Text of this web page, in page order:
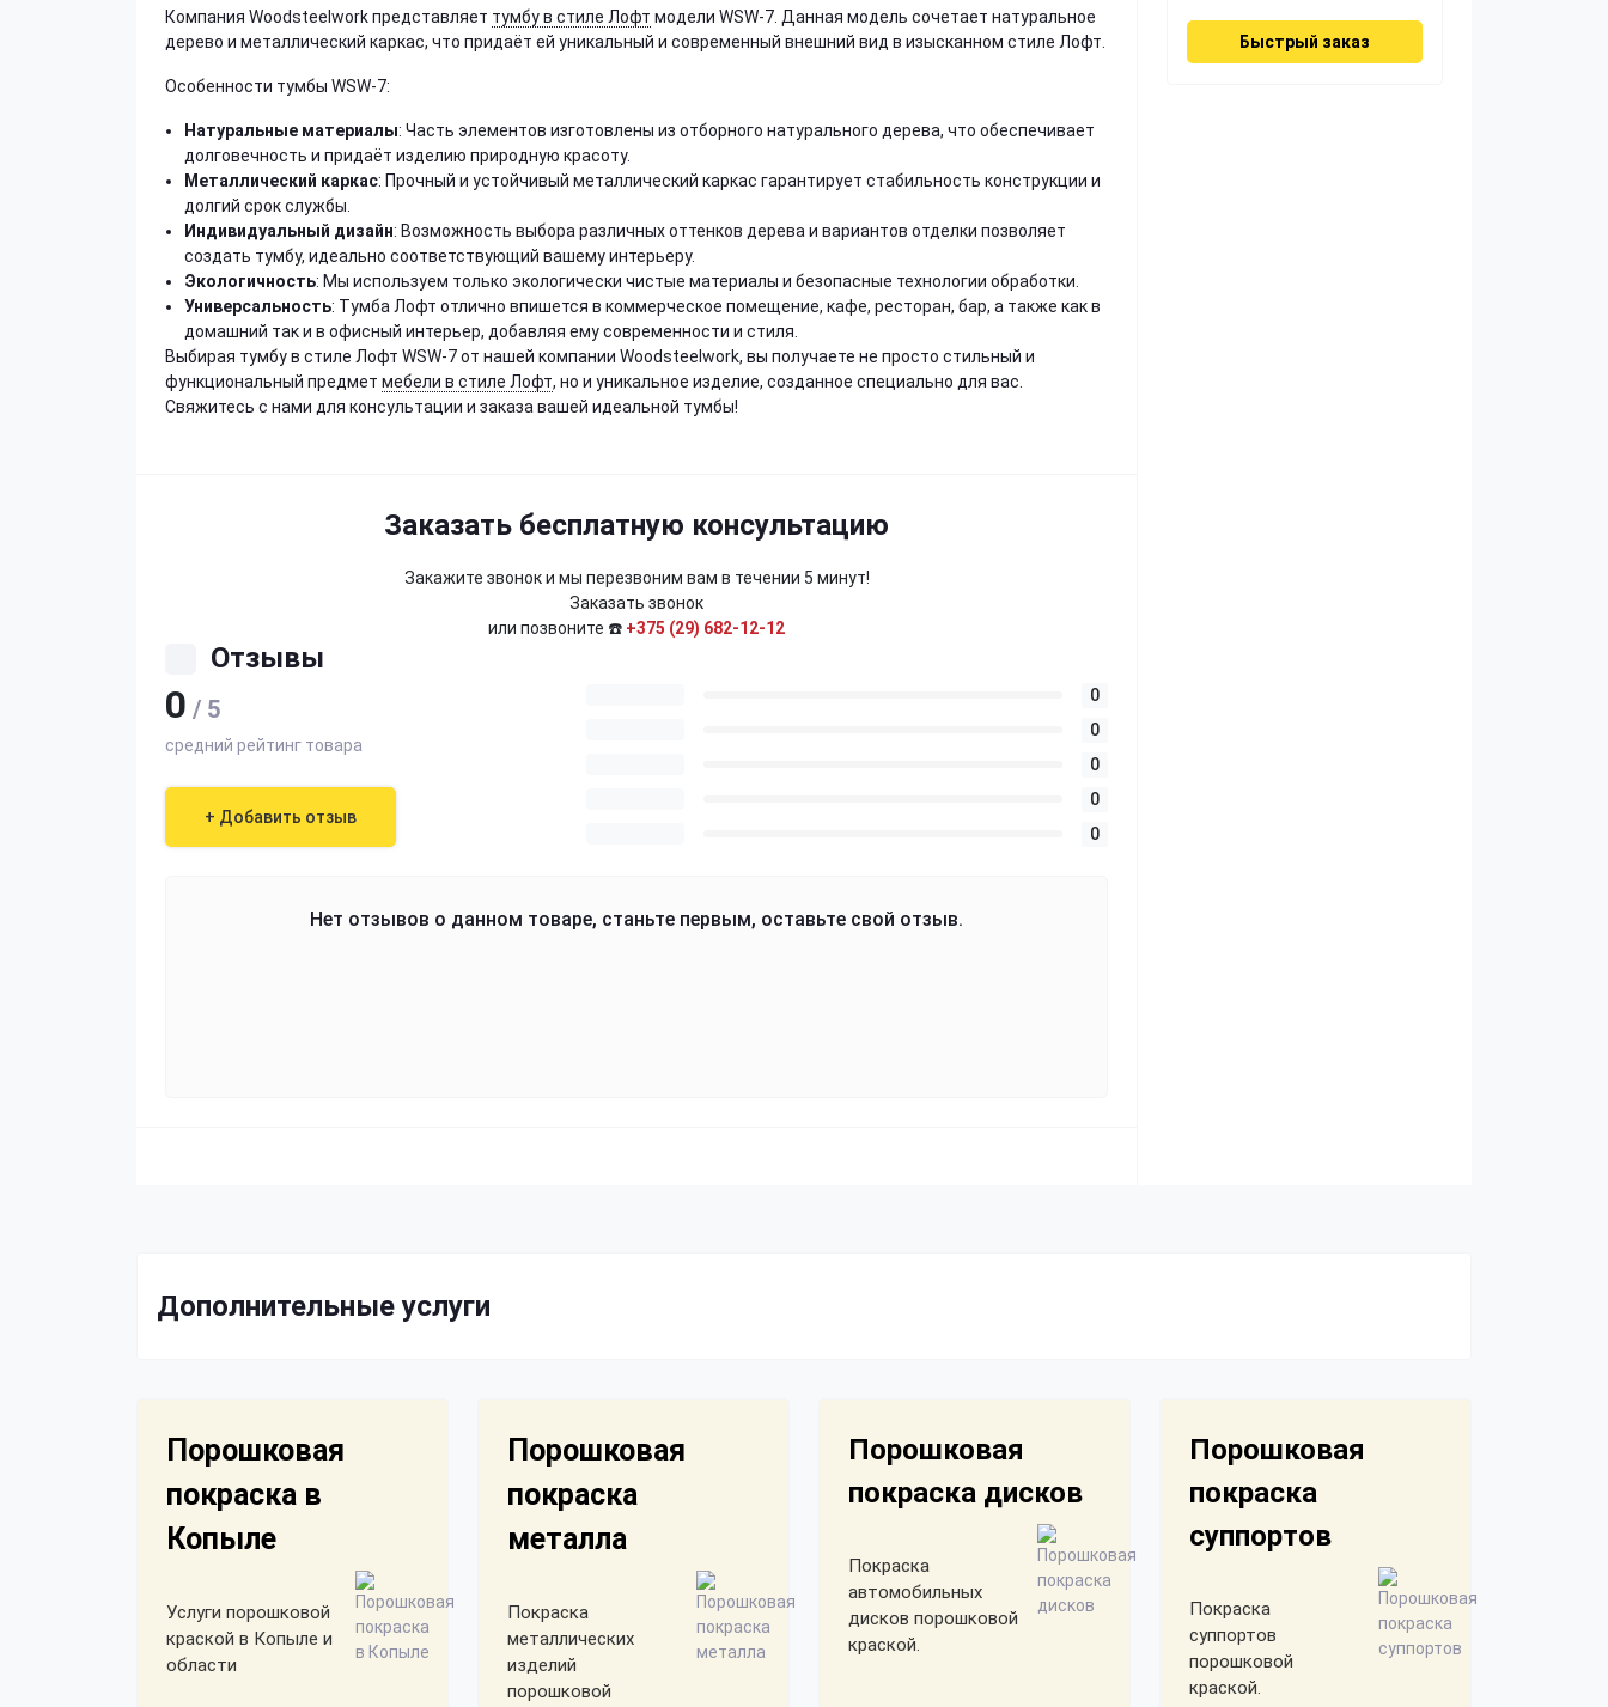
Компания Woodsteelwork представляет тумбу в стиле Лофт модели WSW-7. Данная модель сочетает натуральное
дерево и металлический каркас, что придаёт ей уникальный и современный внешний вид в изысканном стиле Лофт.
Особенности тумбы WSW-7:
Натуральные материалы: Часть элементов изготовлены из отборного натурального дерева, что обеспечивает
долговечность и придаёт изделию природную красоту.
Металлический каркас: Прочный и устойчивый металлический каркас гарантирует стабильность конструкции и
долгий срок службы.
Индивидуальный дизайн: Возможность выбора различных оттенков дерева и вариантов отделки позволяет
создать тумбу, идеально соответствующий вашему интерьеру.
Экологичность: Мы используем только экологически чистые материалы и безопасные технологии обработки.
Универсальность: Тумба Лофт отлично впишется в коммерческое помещение, кафе, ресторан, бар, а также как в
домашний так и в офисный интерьер, добавляя ему современности и стиля.
Выбирая тумбу в стиле Лофт WSW-7 от нашей компании Woodsteelwork, вы получаете не просто стильный и
функциональный предмет мебели в стиле Лофт, но и уникальное изделие, созданное специально для вас.
Свяжитесь с нами для консультации и заказа вашей идеальной тумбы!
Заказать бесплатную консультацию
Закажите звонок и мы перезвоним вам в течении 5 минут!
Заказать звонок
или позвоните ☎️ +375 (29) 682-12-12
Отзывы
0 / 5
средний рейтинг товара
+ Добавить отзыв
0
0
0
0
0
Нет отзывов о данном товаре, станьте первым, оставьте свой отзыв.
Быстрый заказ
Дополнительные услуги
Порошковая
покраска в
Копыле
Услуги порошковой
краской в Копыле и
области
Порошковая
покраска
металла
Покраска
металлических
изделий
порошковой
Порошковая
покраска дисков
Покраска
автомобильных
дисков порошковой
краской.
Порошковая
покраска
суппортов
Покраска
суппортов
порошковой
краской.